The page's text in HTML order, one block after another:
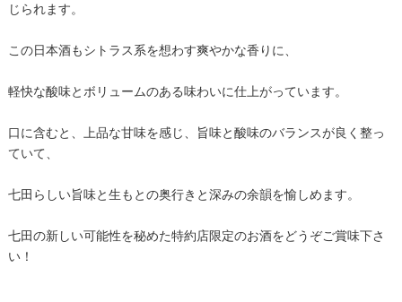
じられます。
この日本酒もシトラス系を想わす爽やかな香りに、
軽快な酸味とボリュームのある味わいに仕上がっています。
口に含むと、上品な甘味を感じ、旨味と酸味のバランスが良く整っ
ていて、
七田らしい旨味と生もとの奥行きと深みの余韻を愉しめます。
七田の新しい可能性を秘めた特約店限定のお酒をどうぞご賞味下さ
い！